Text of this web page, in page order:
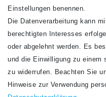
Newsletter
Honig
Hiermit bestätige ich, dass ich die
Einstellungen benennen.
Die Datenverarbeitung kann
berechtigten Interesses
oder abgelehnt werden. Es
und die Einwilligung zu einem
zu widerrufen. Beachten Sie
Hinweise zur Verwendung